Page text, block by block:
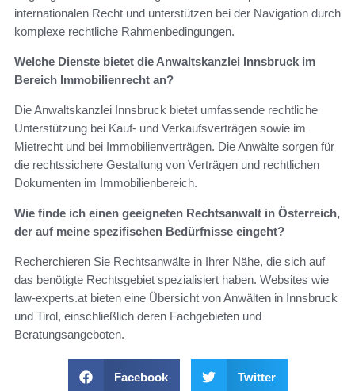
internationalen Recht und unterstützen bei der Navigation durch
komplexe rechtliche Rahmenbedingungen.
Welche Dienste bietet die Anwaltskanzlei Innsbruck im
Bereich Immobilienrecht an?
Die Anwaltskanzlei Innsbruck bietet umfassende rechtliche
Unterstützung bei Kauf- und Verkaufsverträgen sowie im
Mietrecht und bei Immobilienverträgen. Die Anwälte sorgen für
die rechtssichere Gestaltung von Verträgen und rechtlichen
Dokumenten im Immobilienbereich.
Wie finde ich einen geeigneten Rechtsanwalt in Österreich,
der auf meine spezifischen Bedürfnisse eingeht?
Recherchieren Sie Rechtsanwälte in Ihrer Nähe, die sich auf
das benötigte Rechtsgebiet spezialisiert haben. Websites wie
law-experts.at bieten eine Übersicht von Anwälten in Innsbruck
und Tirol, einschließlich deren Fachgebieten und
Beratungsangeboten.
Facebook Twitter